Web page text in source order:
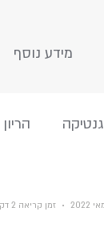
מידע נוסף
גנטיקה הריון
זמן קריאה 2 דקות